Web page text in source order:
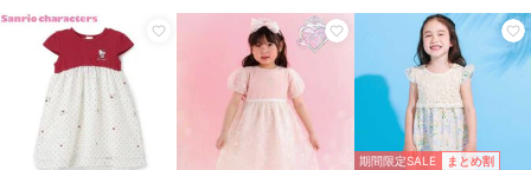
ロン100% 【リボン部分】 ポリエ
ステル100%
商品のお取り扱い方法
お手入れ
原産国
期間限定SALE まとめ割